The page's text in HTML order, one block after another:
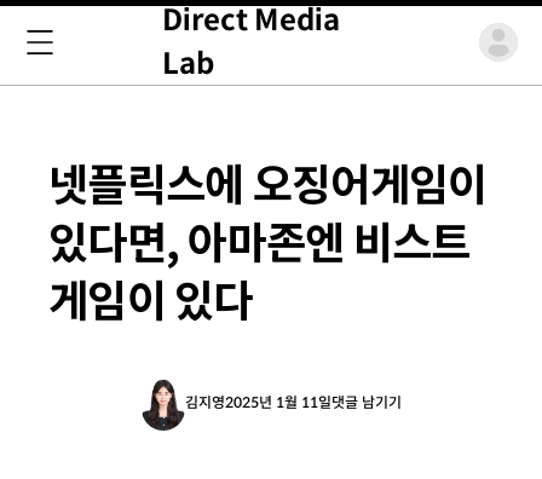
Direct Media
Lab
넷플릭스에 오징어게임이
있다면, 아마존엔 비스트
게임이 있다
김지영2025년 1월 11일댓글 남기기